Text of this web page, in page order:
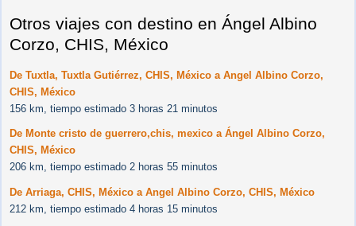
Otros viajes con destino en Ángel Albino
Corzo, CHIS, México
De Tuxtla, Tuxtla Gutiérrez, CHIS, México a Angel Albino Corzo,
CHIS, México
156 km, tiempo estimado 3 horas 21 minutos
De Monte cristo de guerrero,chis, mexico a Ángel Albino Corzo,
CHIS, México
206 km, tiempo estimado 2 horas 55 minutos
De Arriaga, CHIS, México a Angel Albino Corzo, CHIS, México
212 km, tiempo estimado 4 horas 15 minutos